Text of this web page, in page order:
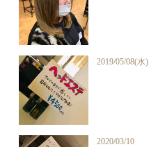
2019/05/08(水)
2020/03/10